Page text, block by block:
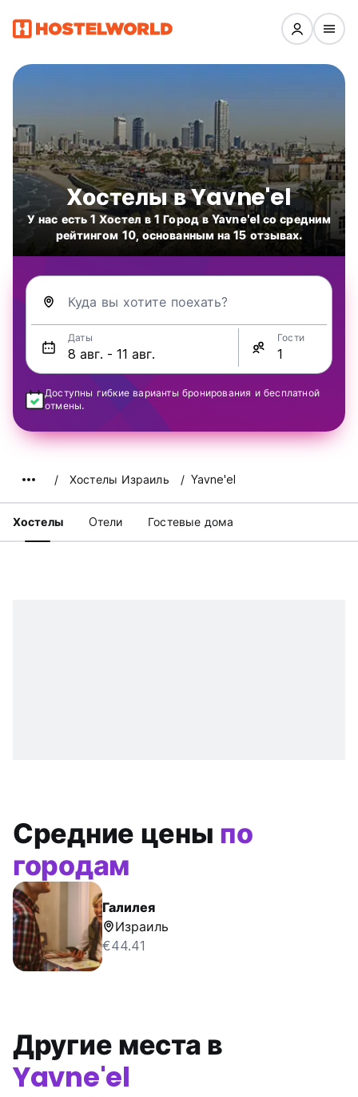
Хостелы в Yavne'el
У нас есть 1 Хостел в 1 Город в Yavne'el со средним
рейтингом 10, основанным на 15 отзывах.
Куда вы хотите поехать?
Даты Гости
Доступны гибкие варианты бронирования и бесплатной
отмены.
Хостелы Израиль Yavne'el
Хостелы Oтели Гостевые дома
Средние цены по
городам
Галилея
Израиль
€44.41
Другие места в
Yavne'el